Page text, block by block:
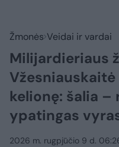
Žmonės Veidai ir vardai
Milijardieriaus
kelionę: šalia
ypatingas
2026 m. rugpjūčio 9 d.